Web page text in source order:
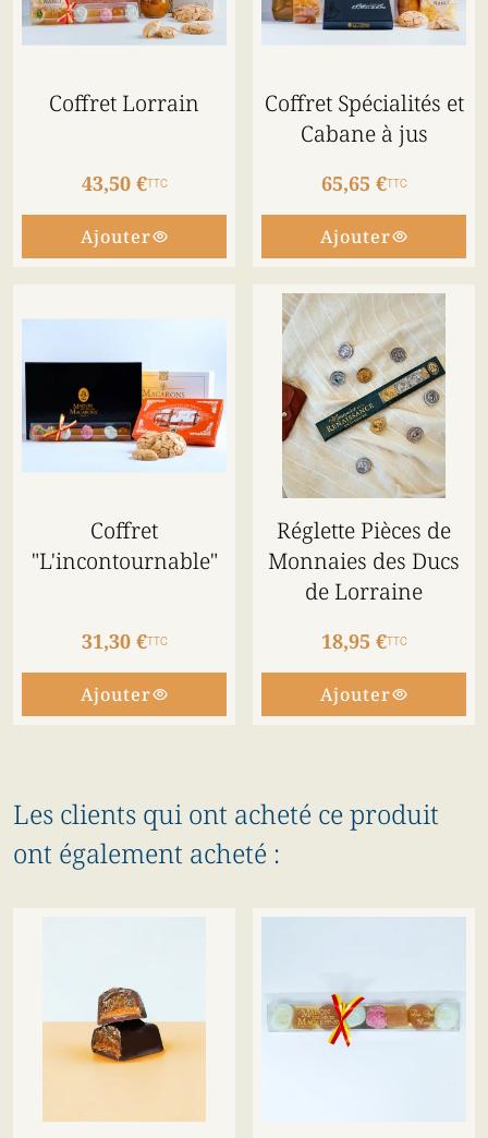
Coffret Lorrain
43,50 €TTC
Ajouter
Coffret Spécialités et
Cabane à jus
65,65 €TTC
Ajouter
Coffret
"L'incontournable"
31,30 €TTC
Ajouter
Réglette Pièces de
Monnaies des Ducs
de Lorraine
18,95 €TTC
Ajouter
Les clients qui ont acheté ce produit
ont également acheté :